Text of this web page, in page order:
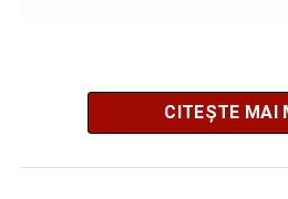
CITEȘTE MAI